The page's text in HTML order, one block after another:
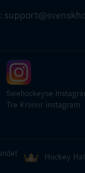
Swehockeyse
Tre Kronor instagram
Hockey